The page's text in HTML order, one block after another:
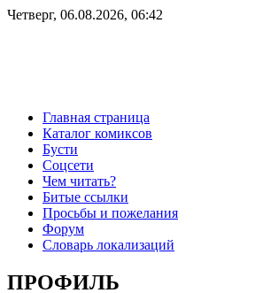
Четверг, 06.08.2026, 06:42
Главная страница
Каталог комиксов
Бусти
Соцсети
Чем читать?
Битые ссылки
Просьбы и пожелания
Форум
Словарь локализаций
ПРОФИЛЬ